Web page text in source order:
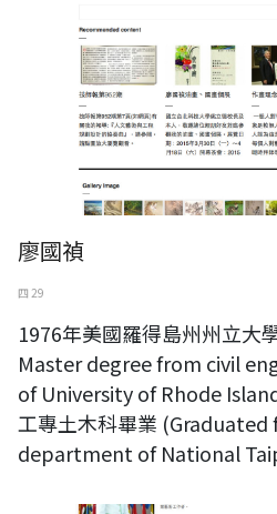
廖國禎
四 29
1976年美國羅得島州州立大
Master degree from civil
of University of Rhode
工專土木科畢業
department of National